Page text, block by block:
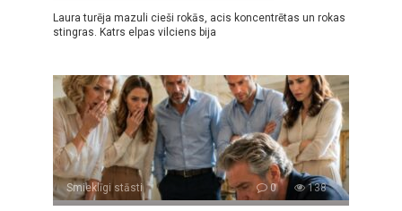
Laura turēja mazuli cieši rokās, acis koncentrētas un rokas
stingras. Katrs elpas vilciens bija
Smieklīgi stāsti 0 138